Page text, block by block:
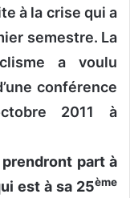
à la crise qui a
semestre. La
a voulu
conférence
2011 à
part à
est à sa 25ème